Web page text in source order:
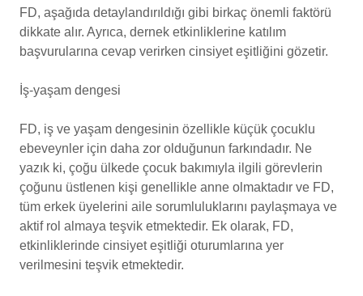
FD, aşağıda detaylandırıldığı gibi birkaç önemli faktörü
dikkate alır. Ayrıca, dernek etkinliklerine katılım
başvurularına cevap verirken cinsiyet eşitliğini gözetir.
İş-yaşam dengesi
FD, iş ve yaşam dengesinin özellikle küçük çocuklu
ebeveynler için daha zor olduğunun farkındadır. Ne
yazık ki, çoğu ülkede çocuk bakımıyla ilgili görevlerin
çoğunu üstlenen kişi genellikle anne olmaktadır ve FD,
tüm erkek üyelerini aile sorumluluklarını paylaşmaya ve
aktif rol almaya teşvik etmektedir. Ek olarak, FD,
etkinliklerinde cinsiyet eşitliği oturumlarına yer
verilmesini teşvik etmektedir.